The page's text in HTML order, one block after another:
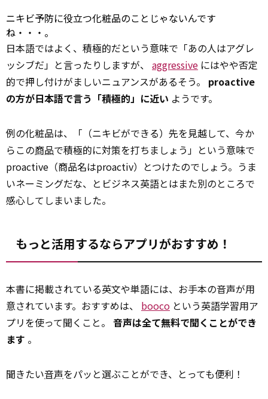
ニキビ予防に役立つ化粧品のことじゃないんです
ね・・・。
日本語ではよく、積極的だという意味で「あの人はアグレ
ッシブだ」と言ったりしますが、 aggressive にはやや否定
的で押し付けがましいニュアンスがあるそう。 proactive
の方が日本語で言う「積極的」に近い ようです。
例の化粧品は、「（ニキビができる）先を見越して、今か
らこの商品で積極的に対策を打ちましょう」という意味で
proactive（商品名はproactiv）とつけたのでしょう。うま
いネーミングだな、とビジネス英語とはまた別のところで
感心してしまいました。
もっと活用するならアプリがおすすめ！
本書に掲載されている英文や単語には、お手本の音声が用
意されています。おすすめは、 booco という英語学習用ア
プリを使って聞くこと。 音声は全て無料で聞くことができ
ます 。
聞きたい音声をパッと選ぶことができ、とっても便利！